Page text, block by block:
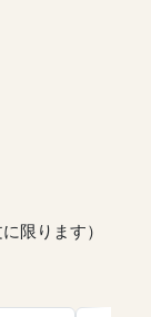
限ります）